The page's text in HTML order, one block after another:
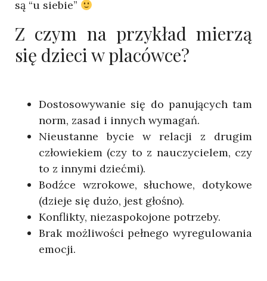
są “u siebie”
Z czym na przykład mierzą
się dzieci w placówce?
Dostosowywanie się do panujących tam
norm, zasad i innych wymagań.
Nieustanne bycie w relacji z drugim
człowiekiem (czy to z nauczycielem, czy
to z innymi dziećmi).
Bodźce wzrokowe, słuchowe, dotykowe
(dzieje się dużo, jest głośno).
Konflikty, niezaspokojone potrzeby.
Brak możliwości pełnego wyregulowania
emocji.